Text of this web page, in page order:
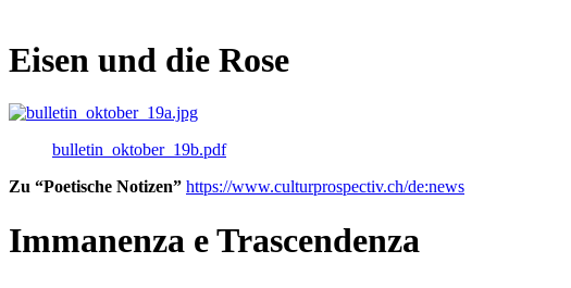
Eisen und die Rose
bulletin_oktober_19b.pdf
Zu “Poetische Notizen” https://www.culturprospectiv.ch/de:news
Immanenza e Trascendenza